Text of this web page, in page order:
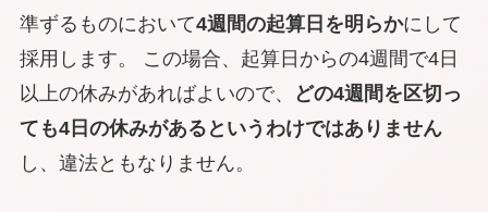
準ずるものにおいて4週間の起算日を明らかにして
採用します。 この場合、起算日からの4週間で4日
以上の休みがあればよいので、
どの4週間を区切っ
ても4日の休みがあるというわけではありません
し、違法ともなりません。